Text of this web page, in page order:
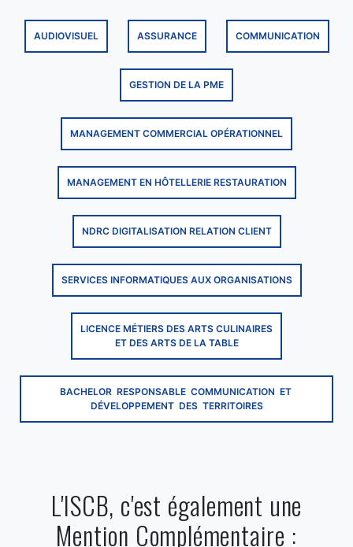
AUDIOVISUEL ASSURANCE COMMUNICATION
GESTION DE LA PME
MANAGEMENT COMMERCIAL OPÉRATIONNEL
MANAGEMENT EN HÔTELLERIE RESTAURATION
NDRC DIGITALISATION RELATION CLIENT
SERVICES INFORMATIQUES AUX ORGANISATIONS
LICENCE MÉTIERS DES ARTS CULINAIRES
ET DES ARTS DE LA TABLE
BACHELOR RESPONSABLE COMMUNICATION ET
DÉVELOPPEMENT DES TERRITOIRES
L'ISCB, c'est également une
Mention Complémentaire :